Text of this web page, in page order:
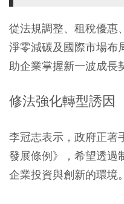
從法規調整、租稅優惠
淨零減碳及國際市場布
助企業掌握新一波成長
修法強化轉型誘
李冠志表示，政府正著
發展條例》，希望透過
企業投資與創新的環境。